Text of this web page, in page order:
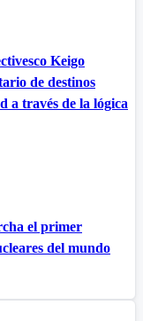
Keigo
de destinos
a través de la lógica
el primer
del mundo